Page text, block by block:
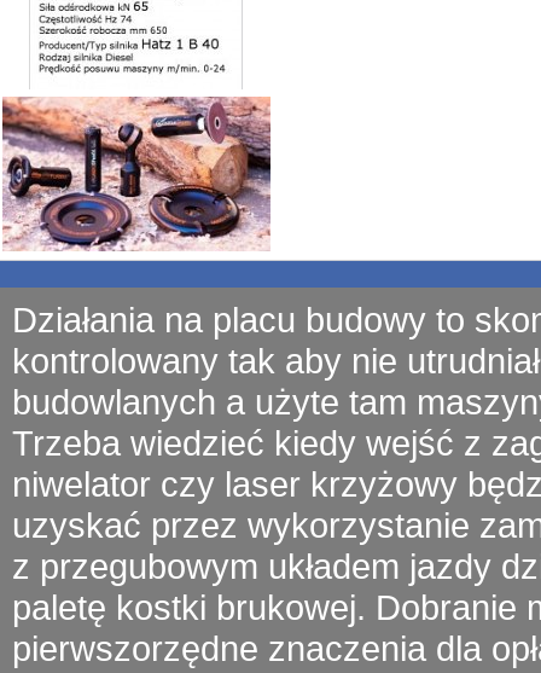
Działania na placu budowy to
kontrolowany tak aby nie
budowlanych a użyte tam
Trzeba wiedzieć kiedy wejść z
niwelator czy laser krzyżowy
uzyskać przez wykorzystanie
z przegubowym układem jazdy
paletę kostki brukowej. Dobranie
pierwszorzędne znaczenia dla